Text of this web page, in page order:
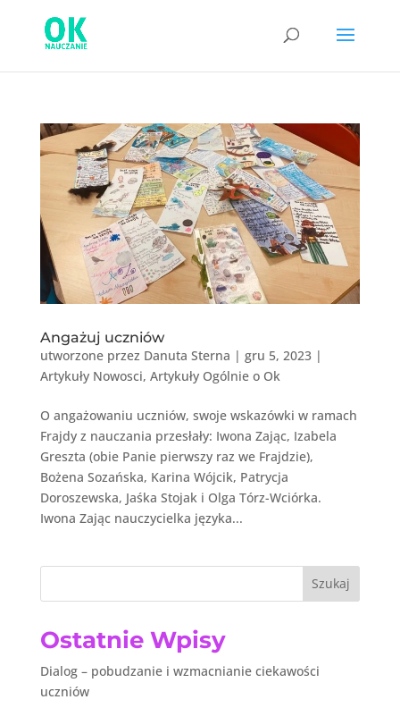
Angażuj uczniów
utworzone przez Danuta Sterna | gru 5, 2023|
Artykuły Nowosci, Artykuły Ogólnie o Ok
O angażowaniu uczniów, swoje wskazówki w ramach
Frajdy z nauczania przesłały: Iwona Zając, Izabela
Greszta (obie Panie pierwszy raz we Frajdzie),
Bożena Sozańska, Karina Wójcik, Patrycja
Doroszewska, Jaśka Stojak i Olga Tórz-Wciórka.
Iwona Zając nauczycielka języka...
Szukaj
Ostatnie Wpisy
Dialog – pobudzanie i wzmacnianie ciekawości
uczniów